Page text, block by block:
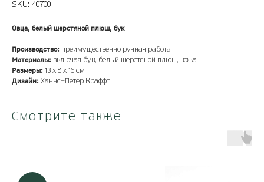
SKU: 40700
Овца, белый шерстяной плюш, бук
Производство: преимущественно ручная работа
Материалы: включая бук, белый шерстяной плюш, кожа
Размеры: 13 x 8 x 16 см
Дизайн: Ханнс-Петер Краффт
Смотрите также